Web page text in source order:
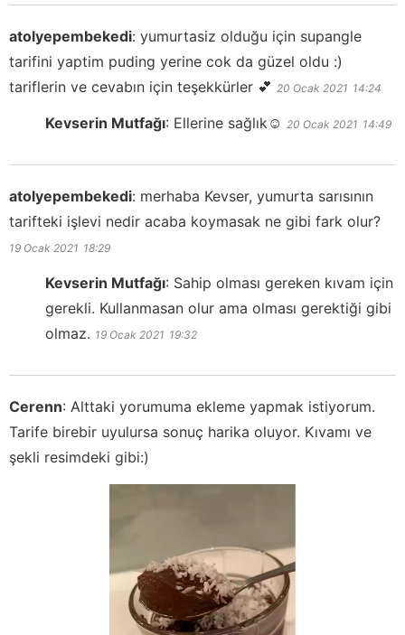
atolyepembekedi: yumurtasiz olduğu için supangle
tarifini yaptim puding yerine cok da güzel oldu :)
tariflerin ve cevabın için teşekkürler 💕 20 Ocak 2021 14:24
Kevserin Mutfağı: Ellerine sağlık☺️ 20 Ocak 2021 14:49
atolyepembekedi: merhaba Kevser, yumurta sarısının
tarifteki işlevi nedir acaba koymasak ne gibi fark olur?
19 Ocak 2021 18:29
Kevserin Mutfağı: Sahip olması gereken kıvam için
gerekli. Kullanmasan olur ama olması gerektiği gibi
olmaz. 19 Ocak 2021 19:32
Cerenn: Alttaki yorumuma ekleme yapmak istiyorum.
Tarife birebir uyulursa sonuç harika oluyor. Kıvamı ve
şekli resimdeki gibi:)